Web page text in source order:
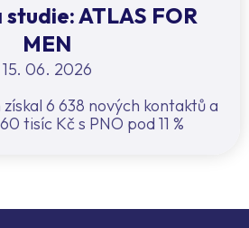
ATLAS FOR
MEN
15. 06. 2026
6 638 nových kontaktů a
tisíc Kč s PNO pod 11 %